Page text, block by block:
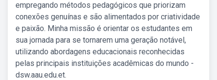
empregando métodos pedagógicos que priorizam
conexões genuínas e são alimentados por criatividade
e paixão. Minha missão é orientar os estudantes em
sua jornada para se tornarem uma geração notável,
utilizando abordagens educacionais reconhecidas
pelas principais instituições acadêmicas do mundo -
dsw.aau.edu.et.